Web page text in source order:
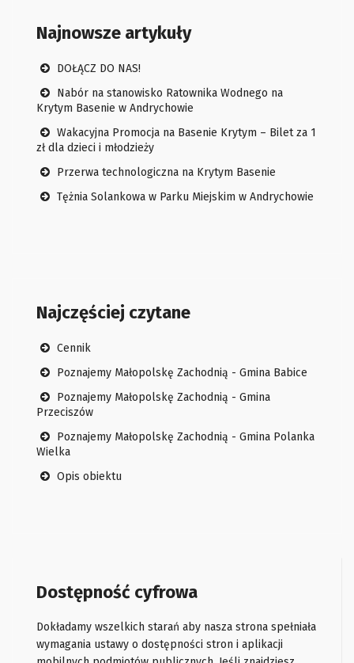
Najnowsze artykuły
DOŁĄCZ DO NAS!
Nabór na stanowisko Ratownika Wodnego na
Krytym Basenie w Andrychowie
Wakacyjna Promocja na Basenie Krytym – Bilet za 1
zł dla dzieci i młodzieży
Przerwa technologiczna na Krytym Basenie
Tężnia Solankowa w Parku Miejskim w Andrychowie
Najczęściej czytane
Cennik
Poznajemy Małopolskę Zachodnią - Gmina Babice
Poznajemy Małopolskę Zachodnią - Gmina
Przeciszów
Poznajemy Małopolskę Zachodnią - Gmina Polanka
Wielka
Opis obiektu
Dostępność cyfrowa
Dokładamy wszelkich starań aby nasza strona spełniała
wymagania ustawy o dostępności stron i aplikacji